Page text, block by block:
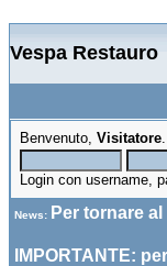
Vespa Restauro
Benvenuto, Visitatore
Login con username,
News: Per tornare
IMPORTANTE: